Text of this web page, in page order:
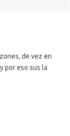
de vez en
por eso sus la